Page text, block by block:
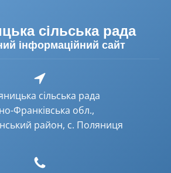
сільська рада
інформаційний сайт
сільська рада
Франківська обл.,
район, с. Поляниця